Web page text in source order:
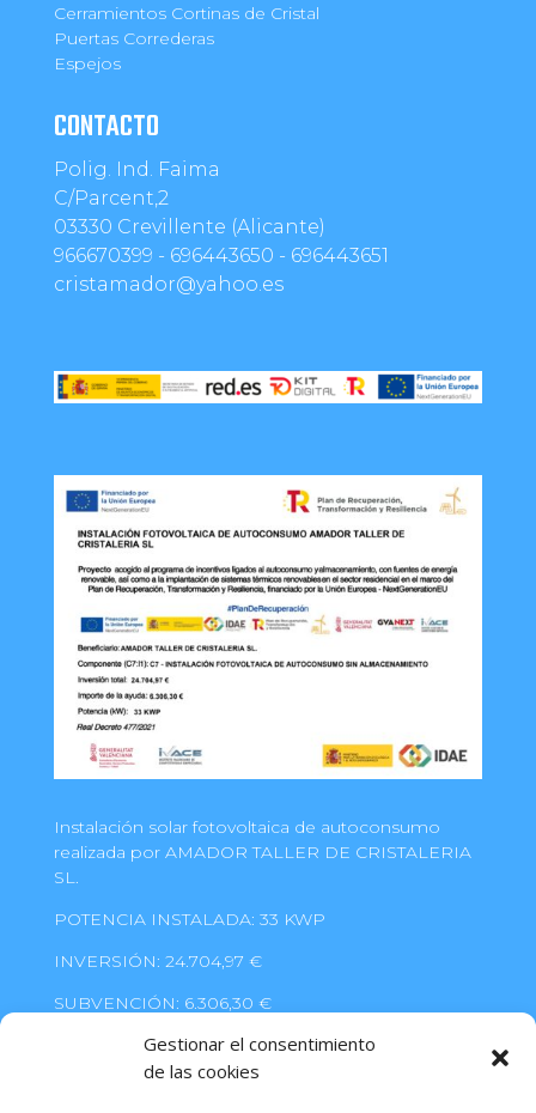
Gestionar el consentimiento
de las cookies
Cerramientos Cortinas de Cristal
Puertas Correderas
Espejos
CONTACTO
Polig. Ind. Faima
C/Parcent,2
03330 Crevillente (Alicante)
966670399 - 696443650 - 696443651
cristamador@yahoo.es
Instalación solar fotovoltaica de autoconsumo
realizada por AMADOR TALLER DE CRISTALERIA
SL.
POTENCIA INSTALADA: 33 KWP
INVERSIÓN: 24.704,97 €
SUBVENCIÓN: 6.306,30 €
PLAN DE RECUPERACIÓN, TRANSICIÓN Y
RESILIENCIA